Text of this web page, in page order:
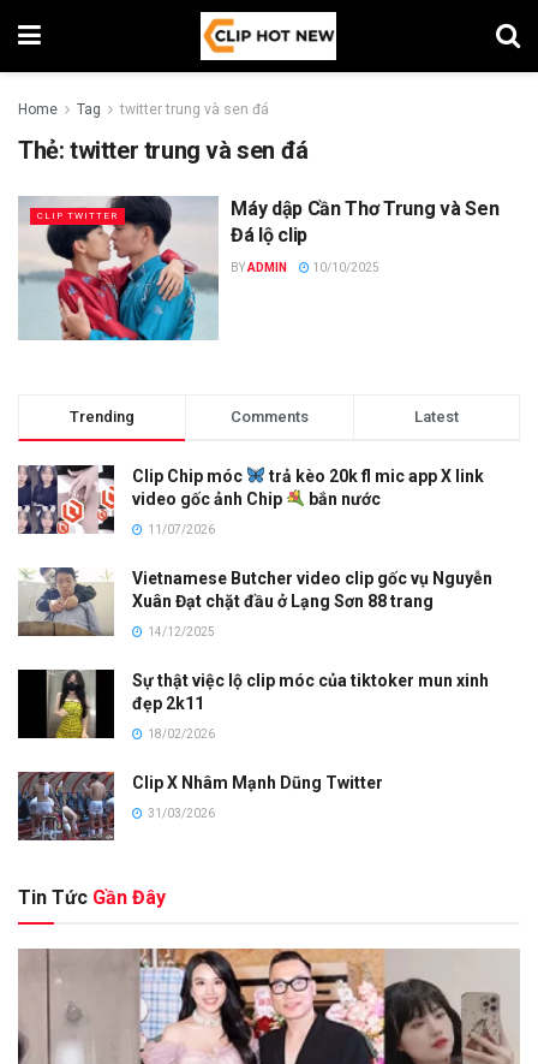
Home Tag twitter trung và sen đá
Thẻ:twitter trung và sen đá
CLIP TWITTER
Máy dập Cần Thơ Trung và Sen
Đá lộ clip
BYADMIN 10/10/2025
Trending Comments Latest
Clip Chip móc
trả kèo 20k fl mic app X link
video gốc ảnh Chip
bắn nước
11/07/2026
Vietnamese Butcher video clip gốc vụ Nguyễn
Xuân Đạt chặt đầu ở Lạng Sơn 88 trang
14/12/2025
Sự thật việc lộ clip móc của tiktoker mun xinh
đẹp 2k11
18/02/2026
Clip X Nhâm Mạnh Dũng Twitter
31/03/2026
Tin Tức Gần Đây